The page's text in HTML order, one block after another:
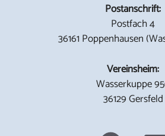
Postanschrift:
Postfach 4
36161 Poppenhausen
Vereinsheim:
Wasserkuppe
36129 Gersfeld